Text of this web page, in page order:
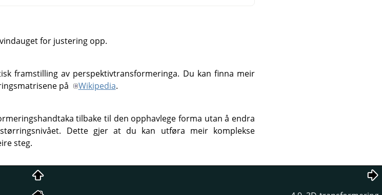
for justering opp.
framstilling av perspektivtransformeringa. Du kan finna meir
på
Wikipedia.
tilbake til den opphavlege forma utan å endra
Dette gjer at du kan utføra meir komplekse
steg.